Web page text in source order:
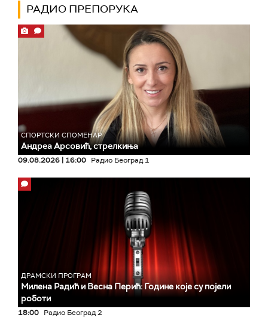
РАДИО ПРЕПОРУКА
СПОРТСКИ СПОМЕНАР
Андреа Арсовић, стрелкиња
09.08.2026 | 16:00 Радио Београд 1
ДРАМСКИ ПРОГРАМ
Милена Радић и Весна Перић: Године које су појели
роботи
18:00 Радио Београд 2